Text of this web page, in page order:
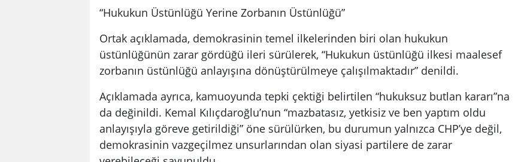
“Hukukun Üstünlüğü Yerine Zorbanın Üstünlüğü”
Ortak açıklamada, demokrasinin temel ilkelerinden biri olan hukukun
üstünlüğünün zarar gördüğü ileri sürülerek, “Hukukun üstünlüğü ilkesi maalesef
zorbanın üstünlüğü anlayışına dönüştürülmeye çalışılmaktadır” denildi.
Açıklamada ayrıca, kamuoyunda tepki çektiği belirtilen “hukuksuz butlan kararı”na
da değinildi. Kemal Kılıçdaroğlu’nun “mazbatasız, yetkisiz ve ben yaptım oldu
anlayışıyla göreve getirildiği” öne sürülürken, bu durumun yalnızca CHP’ye değil,
demokrasinin vazgeçilmez unsurlarından olan siyasi partilere de zarar